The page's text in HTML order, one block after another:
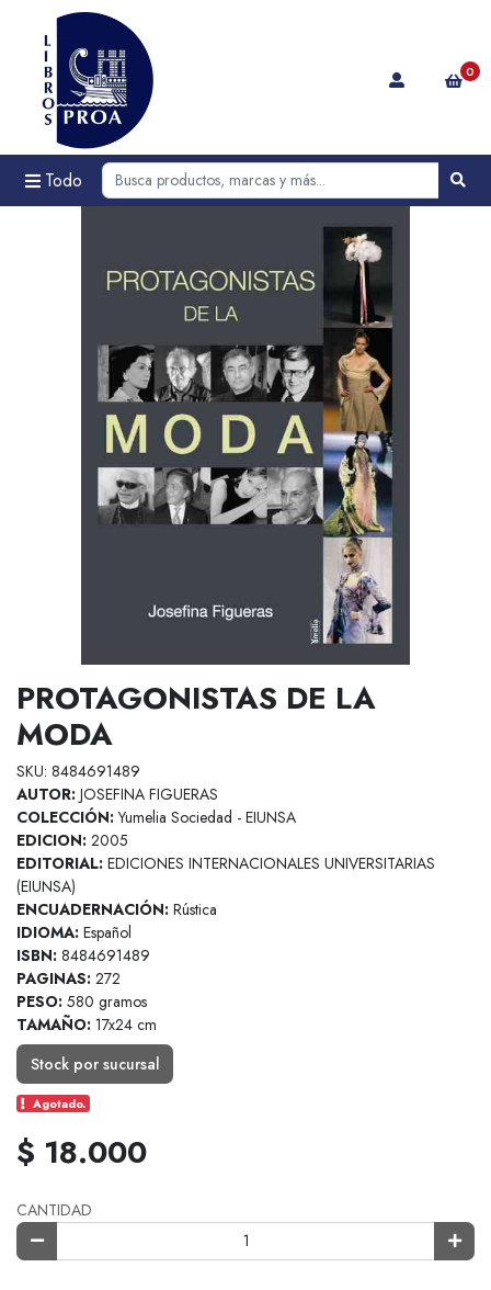
Todo
0
PROTAGONISTAS DE LA
MODA
SKU: 8484691489
AUTOR: JOSEFINA FIGUERAS
COLECCIÓN:Yumelia Sociedad - EIUNSA
EDICION: 2005
EDITORIAL: EDICIONES INTERNACIONALES UNIVERSITARIAS
(EIUNSA)
ENCUADERNACIÓN: Rústica
IDIOMA: Español
ISBN: 8484691489
PAGINAS: 272
PESO: 580 gramos
TAMAÑO: 17x24 cm
Stock por sucursal
Agotado.
$ 18.000
CANTIDAD